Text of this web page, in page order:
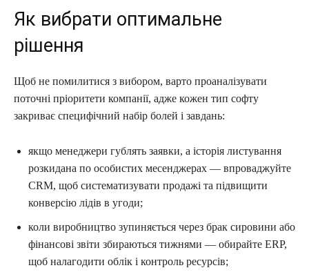
Як вибрати оптимальне
рішення
Щоб не помилитися з вибором, варто проаналізувати
поточні пріоритети компанії, адже кожен тип софту
закриває специфічний набір болей і завдань:
якщо менеджери гублять заявки, а історія листування
розкидана по особистих месенджерах — впроваджуйте
CRM, щоб систематизувати продажі та підвищити
конверсію лідів в угоди;
коли виробництво зупиняється через брак сировини або
фінансові звіти збираються тижнями — обирайте ERP,
щоб налагодити облік і контроль ресурсів;